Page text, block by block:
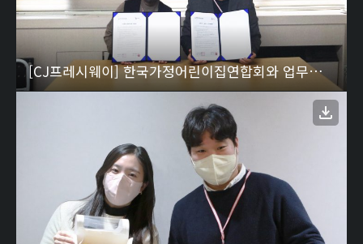
[CJ프레시웨이] 한국가정어린이집연합회와 업무협약 체결